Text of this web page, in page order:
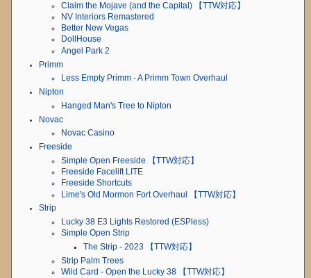
Claim the Mojave (and the Capital) 【TTW対応】
NV Interiors Remastered
Better New Vegas
DollHouse
Angel Park 2
Primm
Less Empty Primm - A Primm Town Overhaul
Nipton
Hanged Man's Tree to Nipton
Novac
Novac Casino
Freeside
Simple Open Freeside 【TTW対応】
Freeside Facelift LITE
Freeside Shortcuts
Lime's Old Mormon Fort Overhaul 【TTW対応】
Strip
Lucky 38 E3 Lights Restored (ESPless)
Simple Open Strip
The Strip - 2023 【TTW対応】
Strip Palm Trees
Wild Card - Open the Lucky 38 【TTW対応】